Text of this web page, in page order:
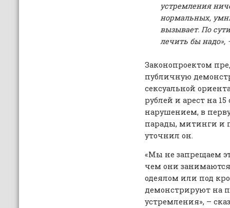
устремления
нормальных,
вызывает. По
лечить бы надо»,
Законопроектом
публичную
сексуальной
рублей и арест на
нарушением, в
парады, митинги и
уточнил он.
«Мы не запрещаем
чем они
одеялом или под
демонстрируют на
устремления», –